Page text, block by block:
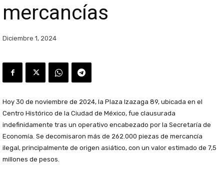
mercancías
Diciembre 1, 2024
Hoy 30 de noviembre de 2024, la Plaza Izazaga 89, ubicada en el
Centro Histórico de la Ciudad de México, fue clausurada
indefinidamente tras un operativo encabezado por la Secretaría de
Economía. Se decomisaron más de 262.000 piezas de mercancía
ilegal, principalmente de origen asiático, con un valor estimado de 7,5
millones de pesos.